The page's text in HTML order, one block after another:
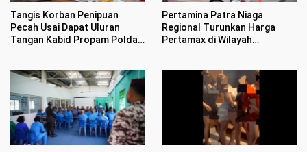
Tangis Korban Penipuan
Pecah Usai Dapat Uluran
Tangan Kabid Propam Polda
Pertamina Patra Niaga
Regional Turunkan Harga
Pertamax di Wilayah